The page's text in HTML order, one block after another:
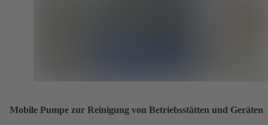
Mobile Pumpe zur Reinigung von Betriebsstätten und Geräten